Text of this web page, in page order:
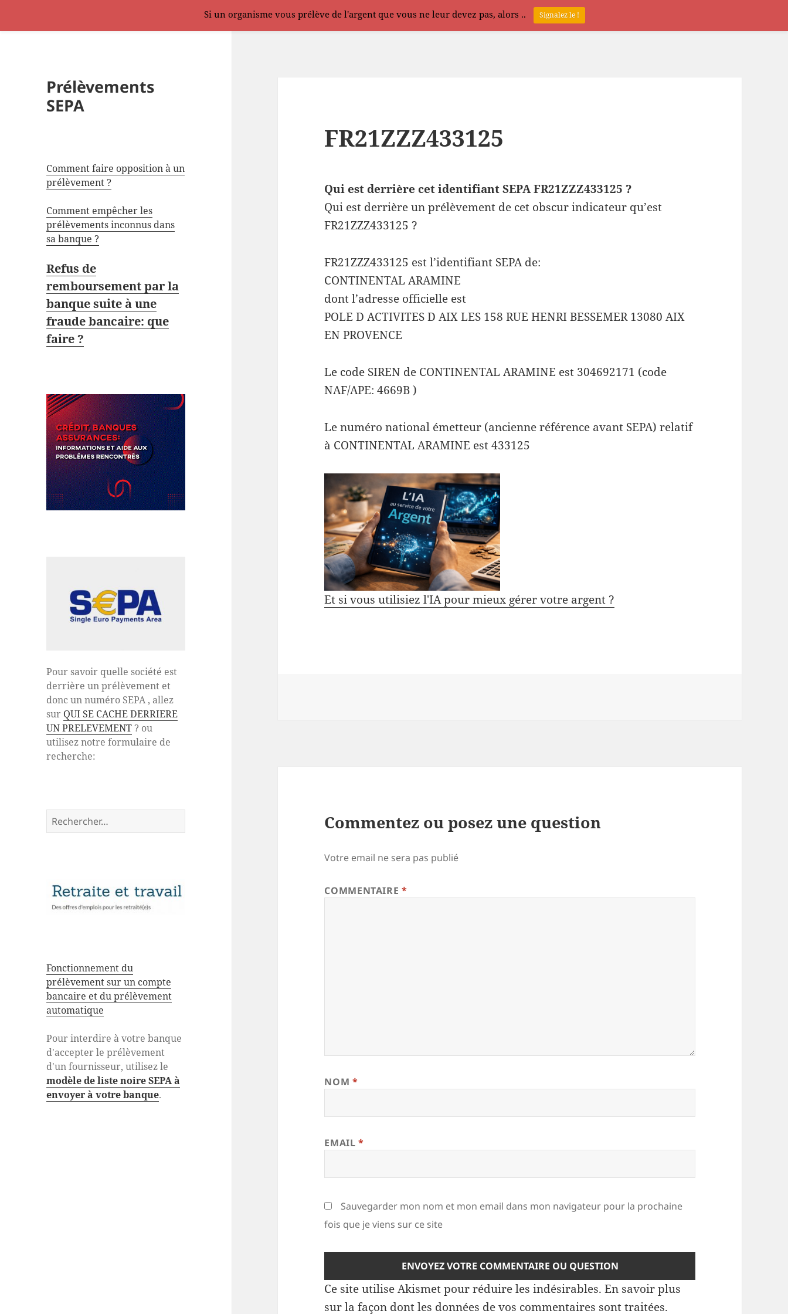
Prélèvements
SEPA
Comment faire opposition à un
prélèvement ?
Comment empêcher les
prélèvements inconnus dans
sa banque ?
Refus de
remboursement par la
banque suite à une
fraude bancaire: que
faire ?
Pour savoir quelle société est
derrière un prélèvement et
donc un numéro SEPA , allez
sur QUI SE CACHE DERRIERE
UN PRELEVEMENT? ou
utilisez notre formulaire de
recherche:
Rechercher :
Fonctionnement du
prélèvement sur un compte
bancaire et du prélèvement
automatique
Pour interdire à votre banque
d'accepter le prélèvement
d'un fournisseur, utilisez le
modèle de liste noire SEPA à
envoyer à votre banque.
FR21ZZZ433125
Qui est derrière cet identifiant SEPA FR21ZZZ433125 ?
Qui est derrière un prélèvement de cet obscur indicateur qu’est
FR21ZZZ433125 ?
FR21ZZZ433125 est l’identifiant SEPA de:
CONTINENTAL ARAMINE
dont l’adresse officielle est
POLE D ACTIVITES D AIX LES 158 RUE HENRI BESSEMER 13080 AIX
EN PROVENCE
Le code SIREN de CONTINENTAL ARAMINE est 304692171 (code
NAF/APE: 4669B )
Le numéro national émetteur (ancienne référence avant SEPA) relatif
à CONTINENTAL ARAMINE est 433125
Et si vous utilisiez l'IA pour mieux gérer votre argent ?
Commentez ou posez une question
Votre email ne sera pas publié
COMMENTAIRE*
NOM *
EMAIL*
Sauvegarder mon nom et mon email dans mon navigateur pour la prochaine
fois que je viens sur ce site
Ce site utilise Akismet pour réduire les indésirables.En savoir plus
sur la façon dont les données de vos commentaires sont traitées.
Si un organisme vous prélève de l'argent que vous ne leur devez pas, alors .. Signalez le !